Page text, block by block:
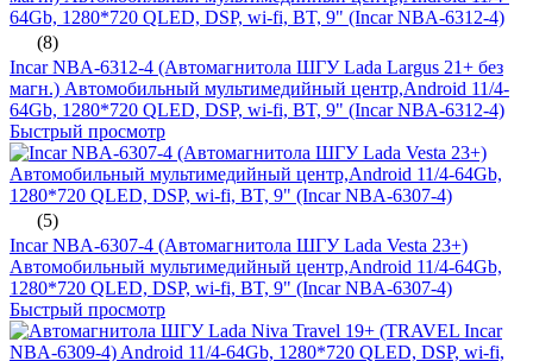
(8)
Incar NBA-6312-4 (Автомагнитола ШГУ Lada Largus 21+ без
магн.) Автомобильный мультимедийный центр,Android 11/4-
64Gb, 1280*720 QLED, DSP, wi-fi, BT, 9" (Incar NBA-6312-4)
Быстрый просмотр
(5)
Incar NBA-6307-4 (Автомагнитола ШГУ Lada Vesta 23+)
Автомобильный мультимедийный центр,Android 11/4-64Gb,
1280*720 QLED, DSP, wi-fi, BT, 9" (Incar NBA-6307-4)
Быстрый просмотр